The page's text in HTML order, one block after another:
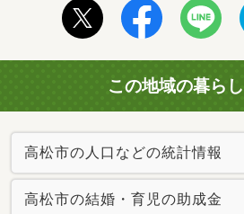
この地域の暮ら
高松市の人口などの統計情報
高松市の結婚・育児の助成金